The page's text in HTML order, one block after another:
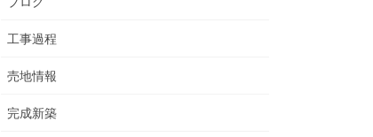
工事過程
売地情報
完成新築